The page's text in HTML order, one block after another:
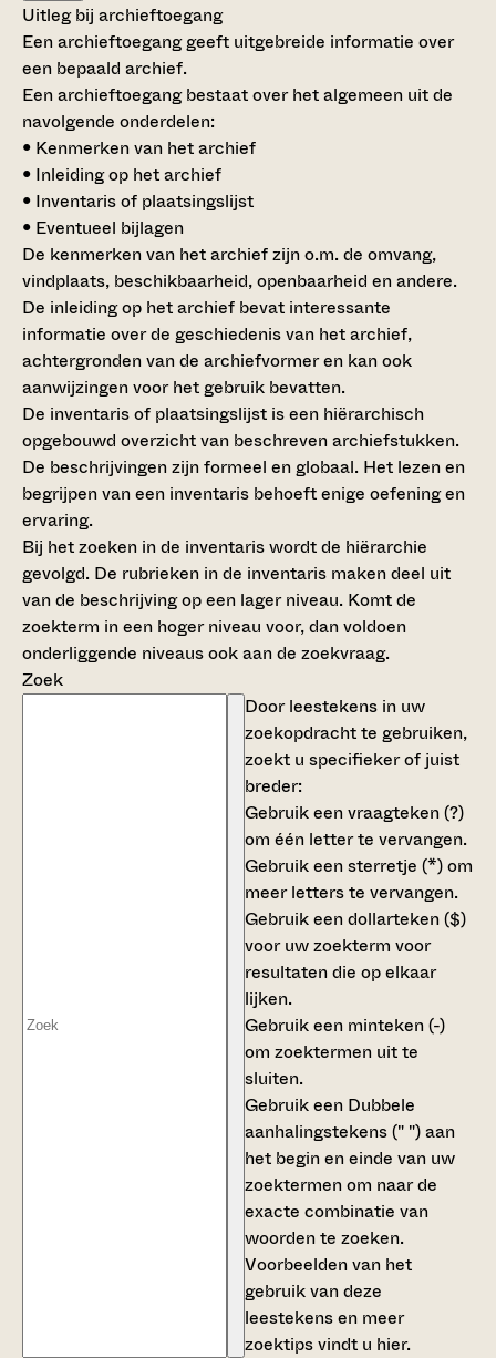
Uitleg bij archieftoegang
Een archieftoegang geeft uitgebreide informatie over
een bepaald archief.
Een archieftoegang bestaat over het algemeen uit de
navolgende onderdelen:
• Kenmerken van het archief
• Inleiding op het archief
• Inventaris of plaatsingslijst
• Eventueel bijlagen
De kenmerken van het archief zijn o.m. de omvang,
vindplaats, beschikbaarheid, openbaarheid en andere.
De inleiding op het archief bevat interessante
informatie over de geschiedenis van het archief,
achtergronden van de archiefvormer en kan ook
aanwijzingen voor het gebruik bevatten.
De inventaris of plaatsingslijst is een hiërarchisch
opgebouwd overzicht van beschreven archiefstukken.
De beschrijvingen zijn formeel en globaal. Het lezen en
begrijpen van een inventaris behoeft enige oefening en
ervaring.
Bij het zoeken in de inventaris wordt de hiërarchie
gevolgd. De rubrieken in de inventaris maken deel uit
van de beschrijving op een lager niveau. Komt de
zoekterm in een hoger niveau voor, dan voldoen
onderliggende niveaus ook aan de zoekvraag.
Zoek
Door leestekens in uw
zoekopdracht te gebruiken,
zoekt u specifieker of juist
breder:
Gebruik eenvraagteken (?)
om één letter te vervangen.
Gebruik eensterretje (*)om
meer letters te vervangen.
Gebruik eendollarteken ($)
voor uw zoekterm voor
resultaten die op elkaar
lijken.
Gebruik een minteken (-)
om zoektermen uit te
sluiten.
Gebruik een Dubbele
aanhalingstekens (" ")aan
het begin en einde van uw
zoektermen om naar de
exacte combinatie van
woorden te zoeken.
Voorbeelden van het
gebruik van deze
leestekens en meer
zoektips vindt u hier.